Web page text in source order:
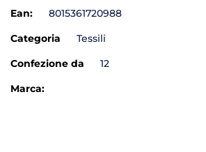
Ean:
8015361720988
Categoria
Tessili
Confezione da
12
Marca: